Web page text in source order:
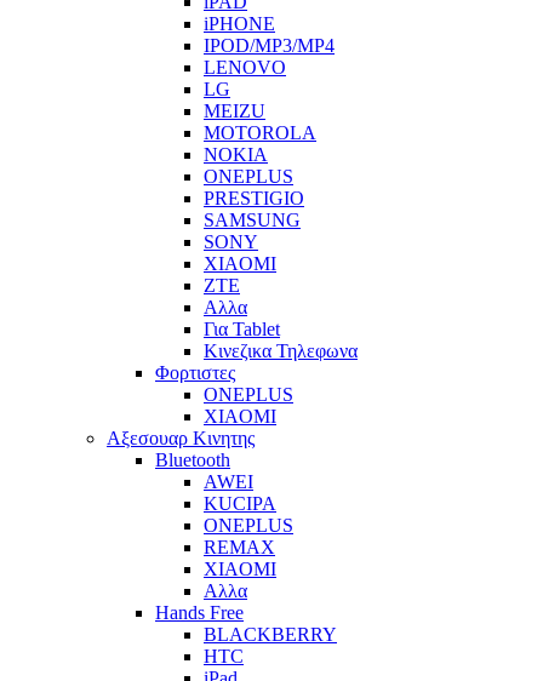
iPHONE
IPOD/MP3/MP4
LENOVO
LG
MEIZU
MOTOROLA
NOKIA
ONEPLUS
PRESTIGIO
SAMSUNG
SONY
XIAOMI
ZTE
Αλλα
Για Tablet
Κινεζικα Τηλεφωνα
Φορτιστες
ONEPLUS
XIAOMI
Αξεσουαρ Κινητης
Bluetooth
AWEI
KUCIPA
ONEPLUS
REMAX
XIAOMI
Αλλα
Hands Free
BLACKBERRY
HTC